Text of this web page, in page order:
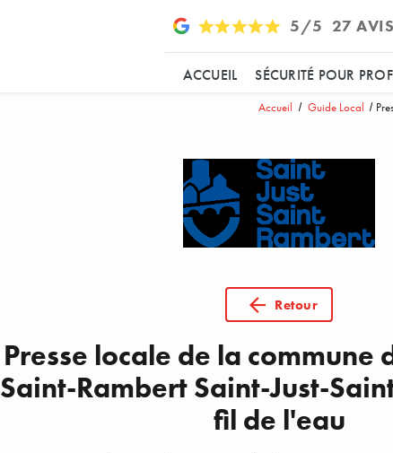
5/5 27 AVIS
ACCUEIL SÉCURITÉ POUR
Accueil Guide Local
Retour
Presse locale de la commune
Saint-Rambert Saint-Just-
fil de l'eau